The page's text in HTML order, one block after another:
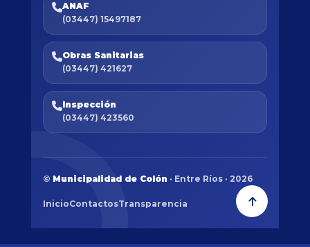
ANAF
(03447) 15497187
Obras Sanitarias
(03447) 421627
Inspección
(03447) 423560
© Municipalidad de Colón · Entre Ríos · 2026
InicioContactosTransparencia